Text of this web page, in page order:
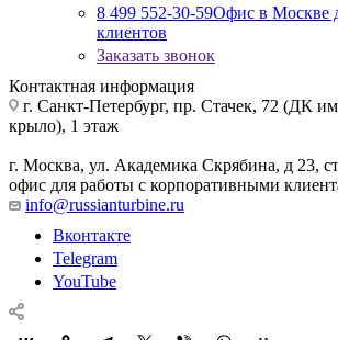
8 499 552-30-59Офис в Москве
клиентов
Заказать звонок
Контактная информация
г. Санкт-Петербург, пр. Стачек, 72 (ДК
крыло), 1 этаж
г. Москва, ул. Академика Скрябина, д 23,
офис для работы с корпоративными
info@russianturbine.ru
Вконтакте
Telegram
YouTube